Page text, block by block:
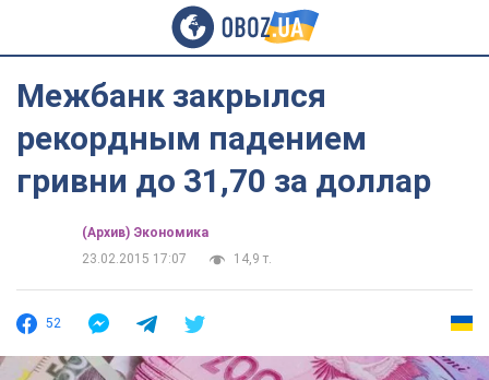
Межбанк закрылся
рекордным падением
гривни до 31,70 за доллар
(Архив) Экономика
23.02.2015 17:07
14,9 т.
52